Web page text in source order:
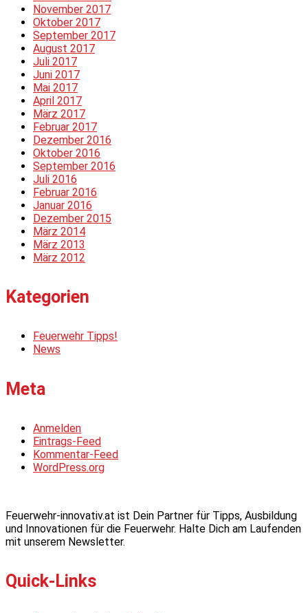
November 2017
Oktober 2017
September 2017
August 2017
Juli 2017
Juni 2017
Mai 2017
April 2017
März 2017
Februar 2017
Dezember 2016
Oktober 2016
September 2016
Juli 2016
Februar 2016
Januar 2016
Dezember 2015
März 2014
März 2013
März 2012
Kategorien
Feuerwehr Tipps!
News
Meta
Anmelden
Eintrags-Feed
Kommentar-Feed
WordPress.org
Feuerwehr-innovativ.at ist Dein Partner für Tipps, Ausbildung
und Innovationen für die Feuerwehr. Halte Dich am Laufenden
mit unserem Newsletter.
Quick-Links